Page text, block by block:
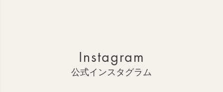
Instagram
公式インスタグラム